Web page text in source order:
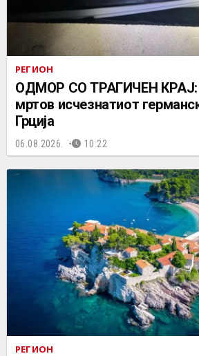
РЕГИОН
ОДМОР СО ТРАГИЧЕН КРАЈ:
мртов исчезнатиот
Грција
06.08.2026. 10:22
РЕГИОН